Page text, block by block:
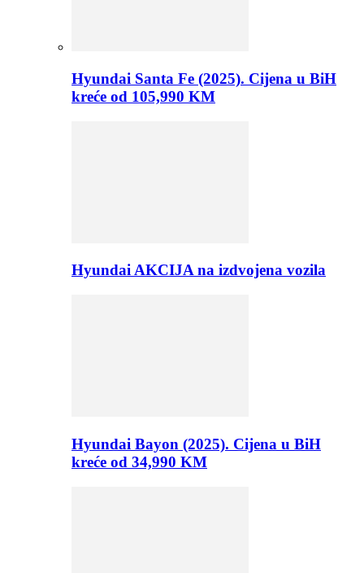
Hyundai Santa Fe (2025). Cijena u BiH
kreće od 105,990 KM
Hyundai AKCIJA na izdvojena vozila
Hyundai Bayon (2025). Cijena u BiH
kreće od 34,990 KM